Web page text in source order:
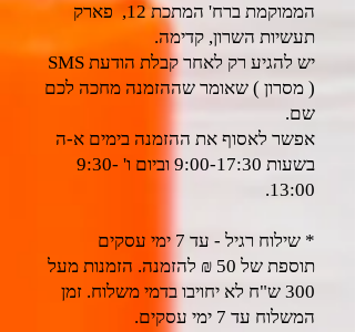
הממוקמת ברח' המתכת 12, פארק
תעשיות השרון, קדימה.
יש להגיע רק לאחר קבלת הודעת SMS
( מסרון ) שאומר שההזמנה מחכה לכם
שם.
אפשר לאסוף את ההזמנה בימים א-ה
בשעות 9:00-17:30 וביום ו' 9:30-
13:00.
* שילוח רגיל - עד 7 ימי עסקים
תוספת של 50 ₪ להזמנה. הזמנות מעל
300 ש"ח לא יחויבו בדמי משלוח. זמן
המשלוח עד 7 ימי עסקים.